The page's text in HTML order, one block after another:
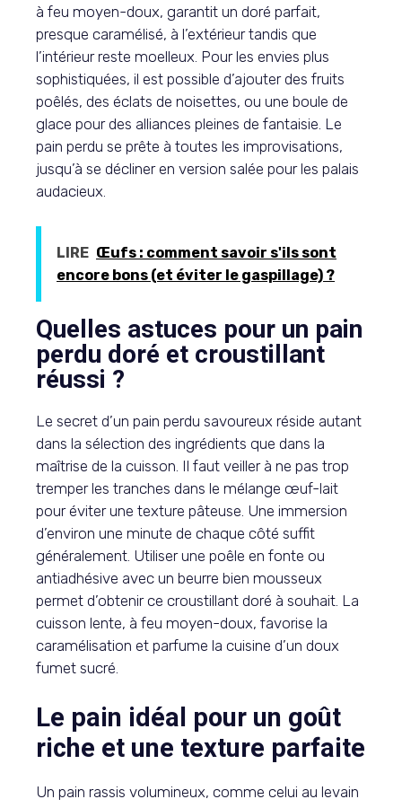
à feu moyen-doux, garantit un doré parfait,
presque caramélisé, à l’extérieur tandis que
l’intérieur reste moelleux. Pour les envies plus
sophistiquées, il est possible d’ajouter des fruits
poêlés, des éclats de noisettes, ou une boule de
glace pour des alliances pleines de fantaisie. Le
pain perdu se prête à toutes les improvisations,
jusqu’à se décliner en version salée pour les palais
audacieux.
LIRE Œufs : comment savoir s'ils sont
encore bons (et éviter le gaspillage) ?
Quelles astuces pour un pain
perdu doré et croustillant
réussi ?
Le secret d’un pain perdu savoureux réside autant
dans la sélection des ingrédients que dans la
maîtrise de la cuisson. Il faut veiller à ne pas trop
tremper les tranches dans le mélange œuf-lait
pour éviter une texture pâteuse. Une immersion
d’environ une minute de chaque côté suffit
généralement. Utiliser une poêle en fonte ou
antiadhésive avec un beurre bien mousseux
permet d’obtenir ce croustillant doré à souhait. La
cuisson lente, à feu moyen-doux, favorise la
caramélisation et parfume la cuisine d’un doux
fumet sucré.
Le pain idéal pour un goût
riche et une texture parfaite
Un pain rassis volumineux, comme celui au levain